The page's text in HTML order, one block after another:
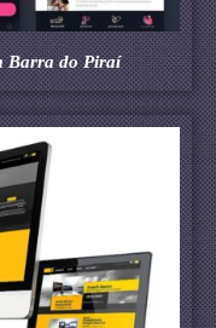
Barra do Piraí